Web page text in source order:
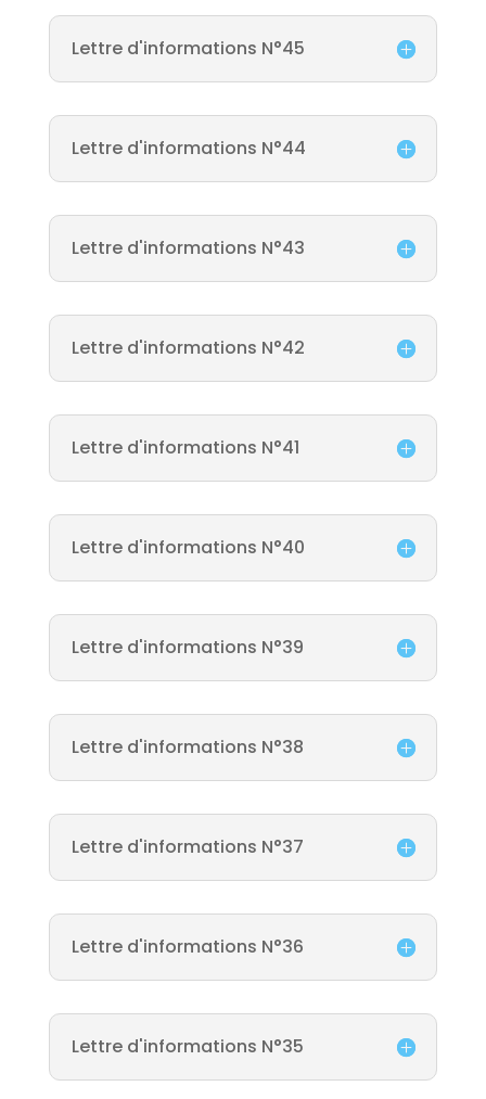
Lettre d'informations N°45
Lettre d'informations N°44
Lettre d'informations N°43
Lettre d'informations N°42
Lettre d'informations N°41
Lettre d'informations N°40
Lettre d'informations N°39
Lettre d'informations N°38
Lettre d'informations N°37
Lettre d'informations N°36
Lettre d'informations N°35